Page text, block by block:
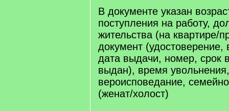
В документе указан
поступления на работу,
жительства (на квартире/
документ (удостоверение,
дата выдачи, номер, срок
выдан), время увольнения,
вероисповедание,
(женат/холост)